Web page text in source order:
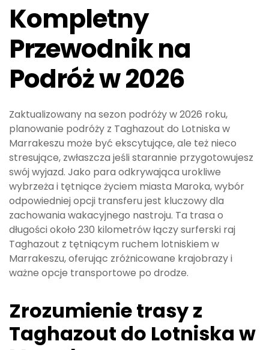
Kompletny
Przewodnik na
Podróż w 2026
Zaktualizowany na sezon podróży w 2026 roku,
planowanie podróży z Taghazout do Lotniska w
Marrakeszu może być ekscytujące, ale też nieco
stresujące, zwłaszcza jeśli starannie przygotowujesz
swój wyjazd. Jako para odkrywająca urokliwe
wybrzeża i tętniące życiem miasta Maroka, wybór
odpowiedniej opcji transferu jest kluczowy dla
zachowania wakacyjnego nastroju. Ta trasa o
długości około 230 kilometrów łączy surferski raj
Taghazout z tętniącym ruchem lotniskiem w
Marrakeszu, oferując zróżnicowane krajobrazy i
ważne opcje transportowe po drodze.
Zrozumienie trasy z
Taghazout do Lotniska w